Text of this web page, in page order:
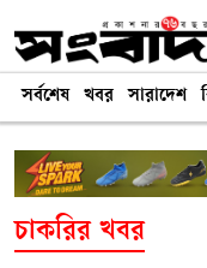
সর্বশেষ খবর সারাদেশ
চাকরির খবর